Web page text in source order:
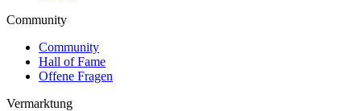
Community
Community
Hall of Fame
Offene Fragen
Vermarktung